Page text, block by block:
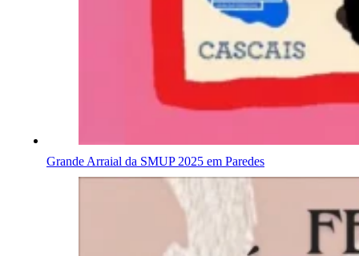
Grande Arraial da SMUP 2025 em Paredes